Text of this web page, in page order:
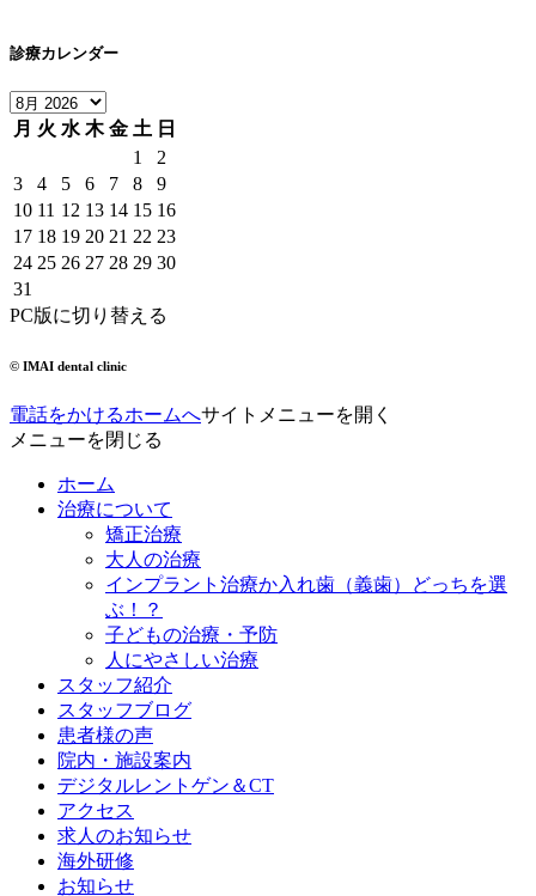
診療カレンダー
月 火 水 木 金 土 日
1
2
3
4 5 6 7 8
9
10 11 12 13 14 15 16
17 18 19 20 21 22 23
24 25 26 27 28 29 30
31
PC版に切り替える
© IMAI dental clinic
電話をかけるホームへサイトメニューを開く
メニューを閉じる
ホーム
治療について
矯正治療
大人の治療
インプラント治療か入れ歯（義歯）どっちを選
ぶ！？
子どもの治療・予防
人にやさしい治療
スタッフ紹介
スタッフブログ
患者様の声
院内・施設案内
デジタルレントゲン＆CT
アクセス
求人のお知らせ
海外研修
お知らせ